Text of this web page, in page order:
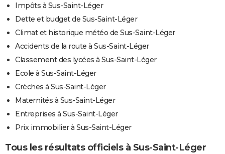
Impôts à Sus-Saint-Léger
Dette et budget de Sus-Saint-Léger
Climat et historique météo de Sus-Saint-Léger
Accidents de la route à Sus-Saint-Léger
Classement des lycées à Sus-Saint-Léger
Ecole à Sus-Saint-Léger
Crèches à Sus-Saint-Léger
Maternités à Sus-Saint-Léger
Entreprises à Sus-Saint-Léger
Prix immobilier à Sus-Saint-Léger
Tous les résultats officiels à Sus-Saint-Léger